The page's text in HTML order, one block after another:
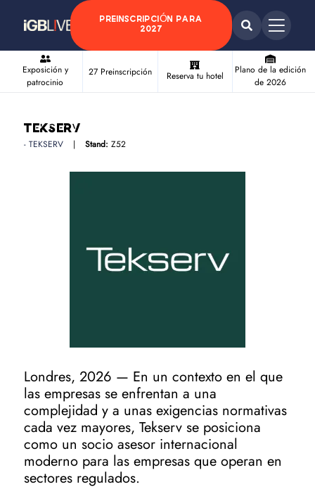
PREINSCRIPCIÓN PARA
2027
Exposición y
patrocinio
27 Preinscripción Reserva tu hotel
Plano de la edición
de 2026
Tekserv
TEKSERV Stand: Z52
Londres, 2026 — En un contexto en el que
las empresas se enfrentan a una
complejidad y a unas exigencias normativas
cada vez mayores, Tekserv se posiciona
como un socio asesor internacional
moderno para las empresas que operan en
sectores regulados.